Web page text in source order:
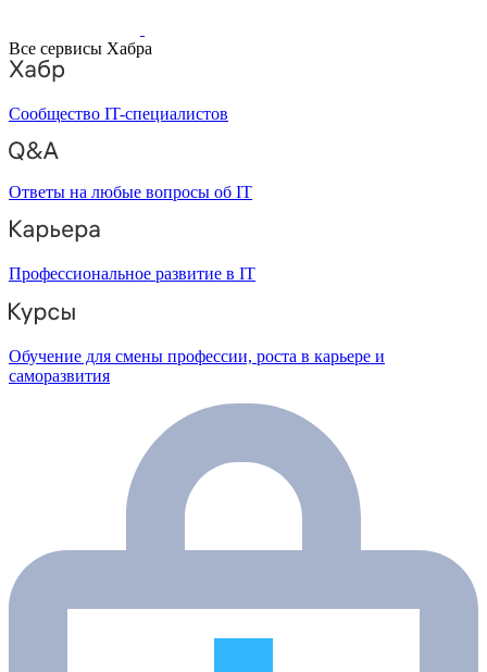
Все сервисы Хабра
Сообщество IT-специалистов
Ответы на любые вопросы об IT
Профессиональное развитие в IT
Обучение для смены профессии, роста в карьере и
саморазвития